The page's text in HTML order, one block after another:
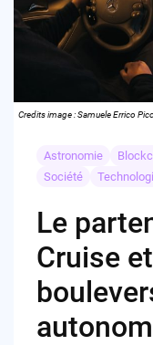
Credits image : Samuele Errico
Astronomie
Société
Le
Cruise